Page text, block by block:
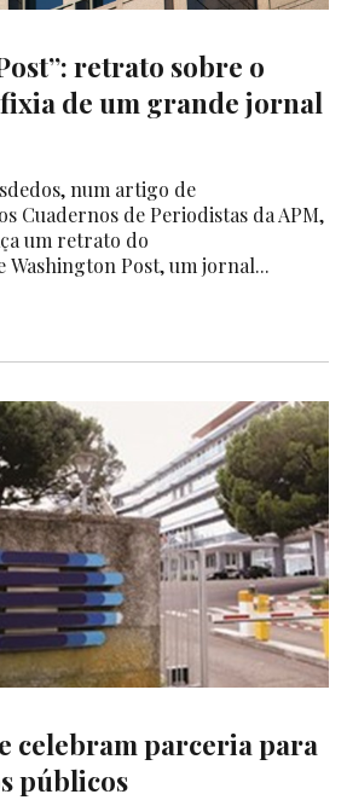
retrato sobre o
de um grande jornal
num artigo de
Cuadernos de Periodistas da APM,
um retrato do
Washington Post, um jornal...
celebram parceria para
públicos